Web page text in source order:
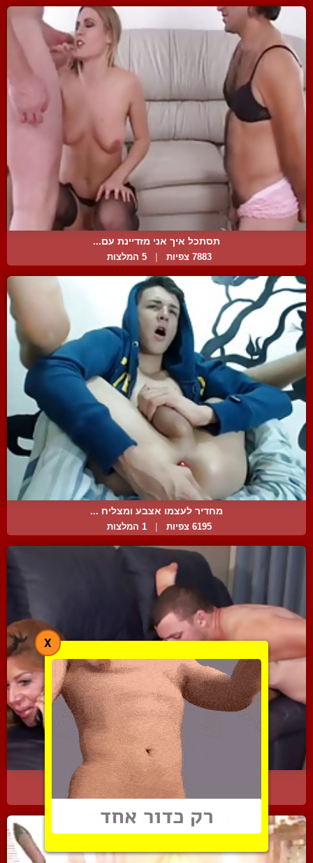
תסתכל איך אני מזדיינת עם...
7883 צפיות 5 המלצות
מחדיר לעצמו אצבע ומצליח ...
6195 צפיות 1 המלצות
היא מדברת בטלפון בזמן שה...
| 2 המלצות
X